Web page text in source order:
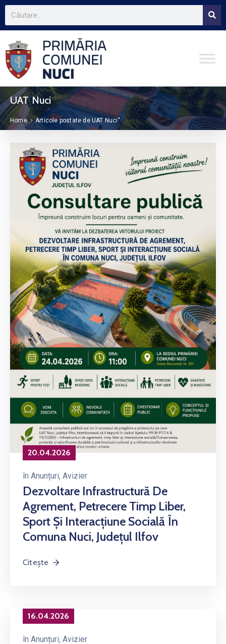
UAT Nuci
Home Articole postate de UAT Nuci"
20.04.2026
în Anunțuri Avizier
Dezvoltare Infrastructură De
Agrement, Petrecere Timp Liber,
Sport Și Interacțiune Socială În
Comuna Nuci, Județul Ilfov
Citește
16.04.2026
în Anunțuri Avizier